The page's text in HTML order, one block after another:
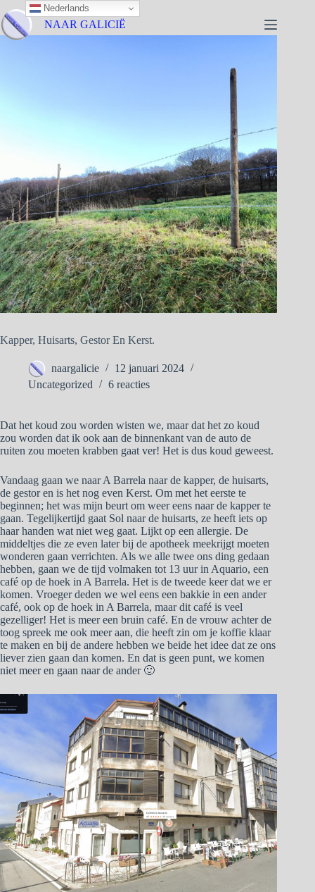
NAAR GALICIË
Kapper, Huisarts, Gestor En Kerst.
naargalicie
12 januari 2024
Uncategorized
6 reacties
Dat het koud zou worden wisten we, maar dat het zo koud
zou worden dat ik ook aan de binnenkant van de auto de
ruiten zou moeten krabben gaat ver! Het is dus koud geweest.
Vandaag gaan we naar A Barrela naar de kapper, de huisarts,
de gestor en is het nog even Kerst. Om met het eerste te
beginnen; het was mijn beurt om weer eens naar de kapper te
gaan. Tegelijkertijd gaat Sol naar de huisarts, ze heeft iets op
haar handen wat niet weg gaat. Lijkt op een allergie. De
middeltjes die ze even later bij de apotheek meekrijgt moeten
wonderen gaan verrichten. Als we alle twee ons ding gedaan
hebben, gaan we de tijd volmaken tot 13 uur in Aquario, een
café op de hoek in A Barrela. Het is de tweede keer dat we er
komen. Vroeger deden we wel eens een bakkie in een ander
café, ook op de hoek in A Barrela, maar dit café is veel
gezelliger! Het is meer een bruin café. En de vrouw achter de
toog spreek me ook meer aan, die heeft zin om je koffie klaar
te maken en bij de andere hebben we beide het idee dat ze ons
liever zien gaan dan komen. En dat is geen punt, we komen
niet meer en gaan naar de ander 🙂
Nederlands